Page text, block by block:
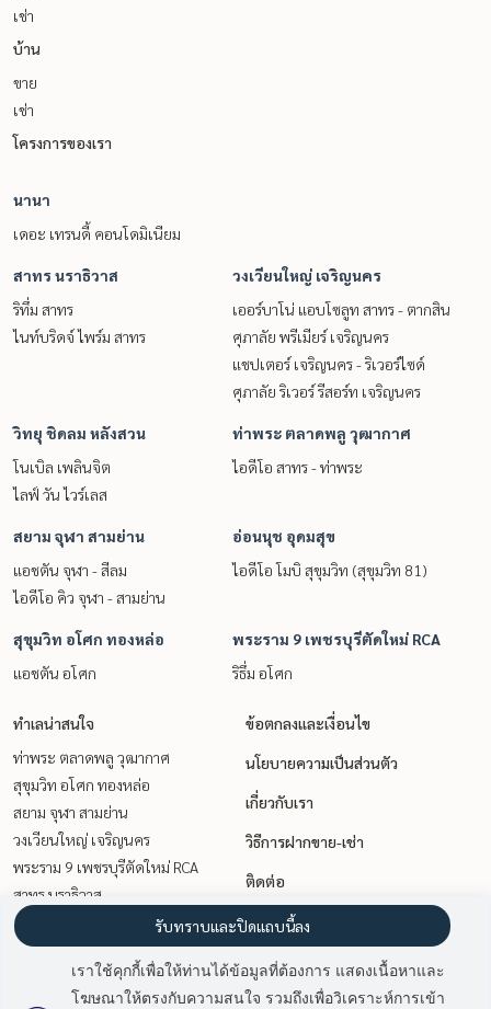
มี2คนกำลังดูประกาศนี้
เช่า
บ้าน
ขาย
เช่า
โครงการของเรา
นานา
เดอะ เทรนดี้ คอนโดมิเนียม
สาทร นราธิวาส
ริทึ่ม สาทร
ไนท์บริดจ์ ไพร์ม สาทร
วงเวียนใหญ่ เจริญนคร
เออร์บาโน่ แอบโซลูท สาทร - ตากสิน
ศุภาลัย พรีเมียร์ เจริญนคร
แชปเตอร์ เจริญนคร - ริเวอร์ไซด์
ศุภาลัย ริเวอร์ รีสอร์ท เจริญนคร
วิทยุ ชิดลม หลังสวน
โนเบิล เพลินจิต
ไลฟ์ วัน ไวร์เลส
ท่าพระ ตลาดพลู วุฒากาศ
ไอดีโอ สาทร - ท่าพระ
สยาม จุฬา สามย่าน
แอชตัน จุฬา - สีลม
ไอดีโอ คิว จุฬา - สามย่าน
อ่อนนุช อุดมสุข
ไอดีโอ โมบิ สุขุมวิท (สุขุมวิท 81)
สุขุมวิท อโศก ทองหล่อ
แอชตัน อโศก
พระราม 9 เพชรบุรีตัดใหม่ RCA
ริธึ่ม อโศก
ทำเลน่าสนใจ
ท่าพระ ตลาดพลู วุฒากาศ
สุขุมวิท อโศก ทองหล่อ
สยาม จุฬา สามย่าน
วงเวียนใหญ่ เจริญนคร
พระราม 9 เพชรบุรีตัดใหม่ RCA
สาทร นราธิวาส
อ่อนนุช อุดมสุข
เกษตรศาสตร์ รัชโยธิน
วิทยุ ชิดลม หลังสวน
นานา
ข้อตกลงและเงื่อนไข
นโยบายความเป็นส่วนตัว
เกี่ยวกับเรา
วิธีการฝากขาย-เช่า
ติดต่อ
เราใช้คุกกี้เพื่อให้ท่านได้ข้อมูลที่ต้องการ แสดงเนื้อหาและ
โฆษณาให้ตรงกับความสนใจ รวมถึงเพื่อวิเคราะห์การเข้า
รับทราบและปิดแถบนี้ลง